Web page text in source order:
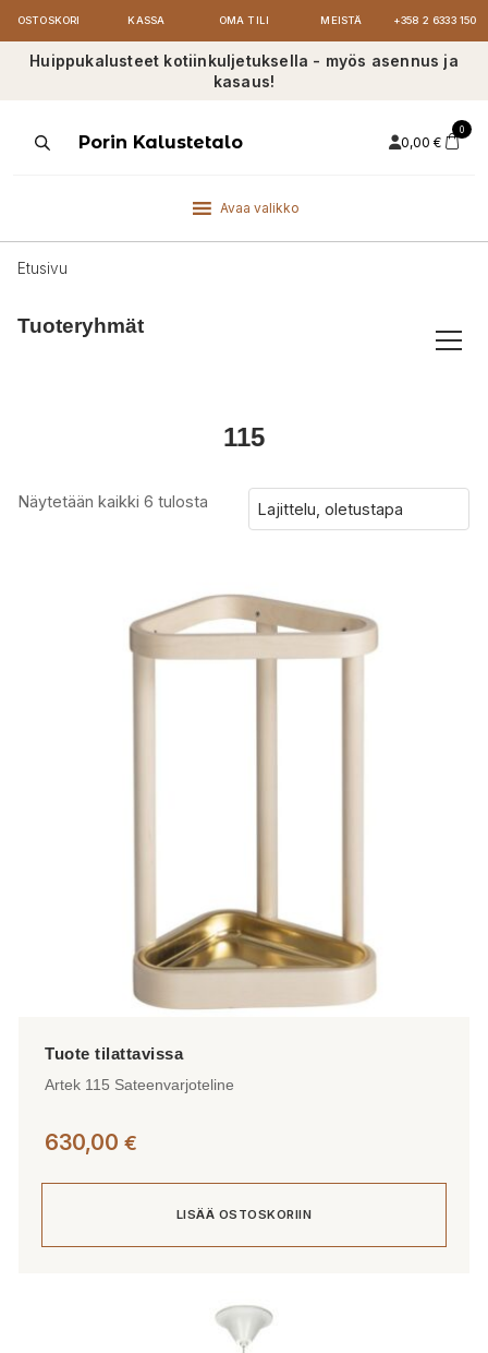
OSTOSKORI KASSA OMA TILI MEISTÄ +358 2 6333 150
Huippukalusteet kotiinkuljetuksella - myös asennus ja
kasaus!
ProductsPorin Kalustetalo 0,00 €
0
Avaa valikko
Etusivu
Tuoteryhmät
115
Näytetään kaikki 6 tulosta
Artek 115 Sateenvarjoteline
630,00 €
LISÄÄ OSTOSKORIIN